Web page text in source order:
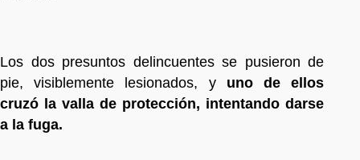
Los dos presuntos delincuentes se pusieron de
pie, visiblemente lesionados, y uno de ellos
cruzó la valla de protección, intentando darse
a la fuga.